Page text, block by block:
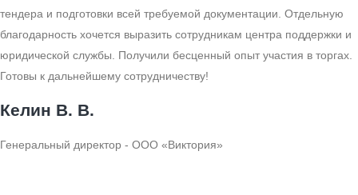
тендера и подготовки всей требуемой документации. Отдельную
благодарность хочется выразить сотрудникам центра поддержки и
юридической службы. Получили бесценный опыт участия в торгах.
Готовы к дальнейшему сотрудничеству!
Келин В. В.
Генеральный директор - ООО «Виктория»